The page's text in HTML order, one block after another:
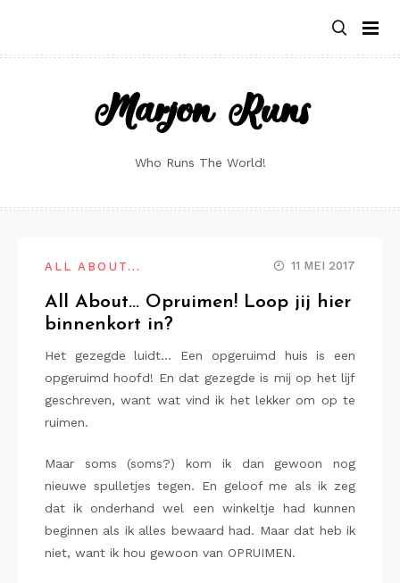
content
Marjon Runs
Who Runs The World!
ALL ABOUT... 11 MEI 2017
All About… Opruimen! Loop jij hier
binnenkort in?
Het gezegde luidt… Een opgeruimd huis is een
opgeruimd hoofd! En dat gezegde is mij op het lijf
geschreven, want wat vind ik het lekker om op te
ruimen.
Maar soms (soms?) kom ik dan gewoon nog
nieuwe spulletjes tegen. En geloof me als ik zeg
dat ik onderhand wel een winkeltje had kunnen
beginnen als ik alles bewaard had. Maar dat heb ik
niet, want ik hou gewoon van OPRUIMEN.